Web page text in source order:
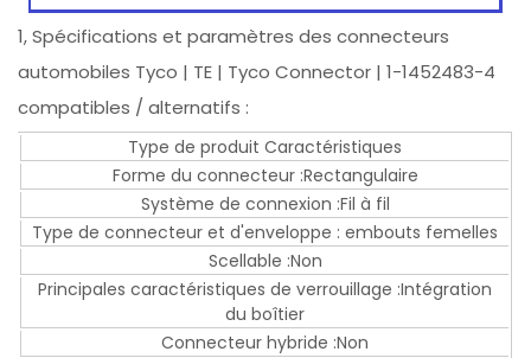
1, Spécifications et paramètres des connecteurs
automobiles Tyco | TE | Tyco Connector | 1-1452483-4
compatibles / alternatifs :
Type de produit Caractéristiques
Forme du connecteur :Rectangulaire
Système de connexion :Fil à fil
Type de connecteur et d'enveloppe : embouts femelles
Scellable :Non
Principales caractéristiques de verrouillage :Intégration
du boîtier
Connecteur hybride :Non